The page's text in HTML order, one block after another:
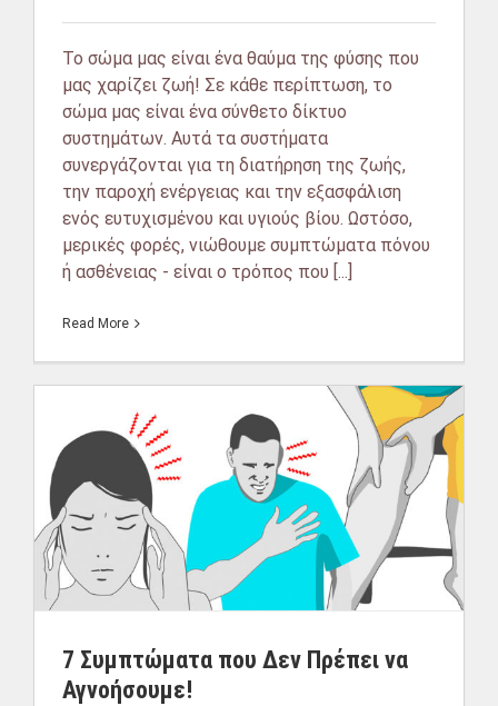
Το σώμα μας είναι ένα θαύμα της φύσης που
μας χαρίζει ζωή! Σε κάθε περίπτωση, το
σώμα μας είναι ένα σύνθετο δίκτυο
συστημάτων. Αυτά τα συστήματα
συνεργάζονται για τη διατήρηση της ζωής,
την παροχή ενέργειας και την εξασφάλιση
ενός ευτυχισμένου και υγιούς βίου. Ωστόσο,
μερικές φορές, νιώθουμε συμπτώματα πόνου
ή ασθένειας - είναι ο τρόπος που [...]
Read More
7 Συμπτώματα που Δεν Πρέπει να
Αγνοήσουμε!